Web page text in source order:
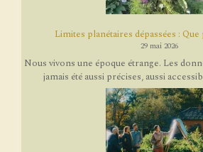
Limites planétaires dépassées :
29 mai 2026
Nous vivons une époque étrange. Les
jamais été aussi précises, aussi